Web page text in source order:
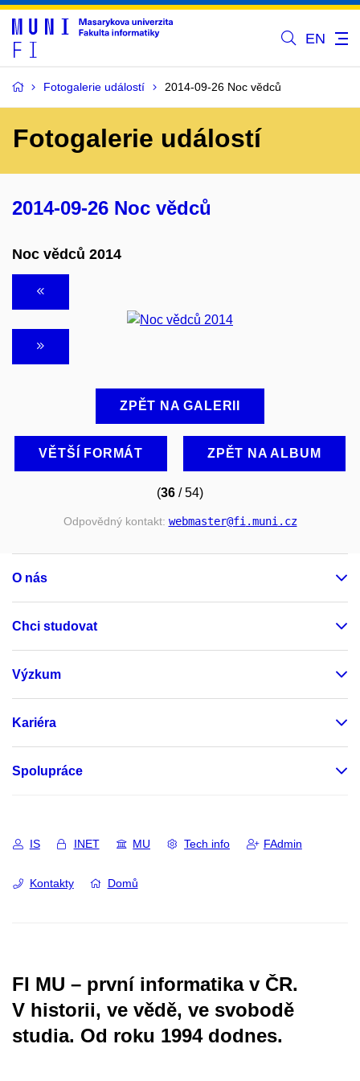
EN
Fotogalerie událostí 2014-09-26 Noc vědců
Fotogalerie událostí
2014-09-26 Noc vědců
Noc vědců 2014
ZPĚT NA GALERII
VĚTŠÍ FORMÁT ZPĚT NA ALBUM
(36 / 54)
Odpovědný kontakt: webmaster@fi.muni.cz
O nás
Chci studovat
Výzkum
Kariéra
Spolupráce
IS INET MU Tech info FAdmin
Kontakty Domů
FI MU – první informatika v ČR.
V historii, ve vědě, ve svobodě
studia. Od roku 1994 dodnes.